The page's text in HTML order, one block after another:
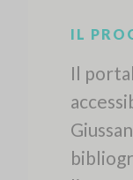
IL
Il